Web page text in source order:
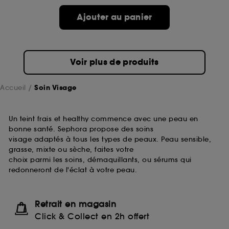
Ajouter au panier
Voir plus de produits
Accueil Soin Visage
Un teint frais et healthy commence avec une peau en
bonne santé. Sephora propose des soins
visage adaptés à tous les types de peaux. Peau sensible,
grasse, mixte ou sèche, faites votre
choix parmi les soins, démaquillants, ou sérums qui
redonneront de l'éclat à votre peau.
Retrait en magasin
Click & Collect en 2h offert
pouvez personnaliser vos choix concernant le dépôt
de ces cookies grâce au bouton "personnaliser mes
choix" ci-dessous ou décider de "tout accepter".
Sephora pourra associer les informations de
collectées ou générées lors de votre activité en ligne
ou en magasin. Pour refuser tous les cookies, cliques
sur "continuer sans accepter". Voous pouvez à tout
moment choisir de retirer votrte consentement. Si vous
souhaitez obtenir plus d'information sur les cookies
utilisés, cliquezici.